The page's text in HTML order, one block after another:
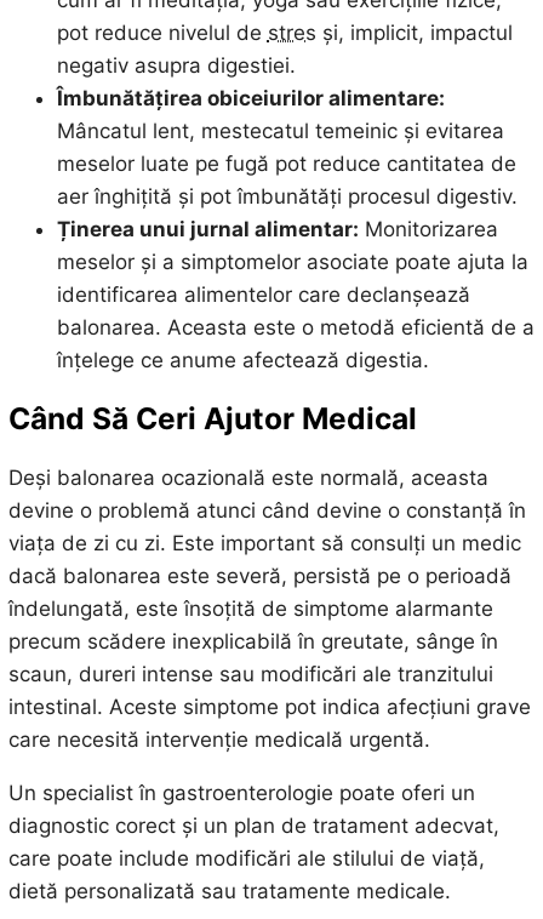
pot reduce nivelul de stres și, implicit, impactul
negativ asupra digestiei.
Îmbunătățirea obiceiurilor alimentare:
Mâncatul lent, mestecatul temeinic și evitarea
meselor luate pe fugă pot reduce cantitatea de
aer înghițită și pot îmbunătăți procesul digestiv.
Ținerea unui jurnal alimentar: Monitorizarea
meselor și a simptomelor asociate poate ajuta la
identificarea alimentelor care declanșează
balonarea. Aceasta este o metodă eficientă de a
înțelege ce anume afectează digestia.
Când Să Ceri Ajutor Medical
Deși balonarea ocazională este normală, aceasta
devine o problemă atunci când devine o constanță în
viața de zi cu zi. Este important să consulți un medic
dacă balonarea este severă, persistă pe o perioadă
îndelungată, este însoțită de simptome alarmante
precum scădere inexplicabilă în greutate, sânge în
scaun, dureri intense sau modificări ale tranzitului
intestinal. Aceste simptome pot indica afecțiuni grave
care necesită intervenție medicală urgentă.
Un specialist în gastroenterologie poate oferi un
diagnostic corect și un plan de tratament adecvat,
care poate include modificări ale stilului de viață,
dietă personalizată sau tratamente medicale.